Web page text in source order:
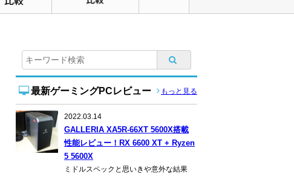
最新ゲーミングPCレビュー もっと見る
2022.03.14
GALLERIA XA5R-66XT 5600X搭載
性能レビュー！RX 6600 XT + Ryzen
5 5600X
ミドルスペックと思いきや意外な結果